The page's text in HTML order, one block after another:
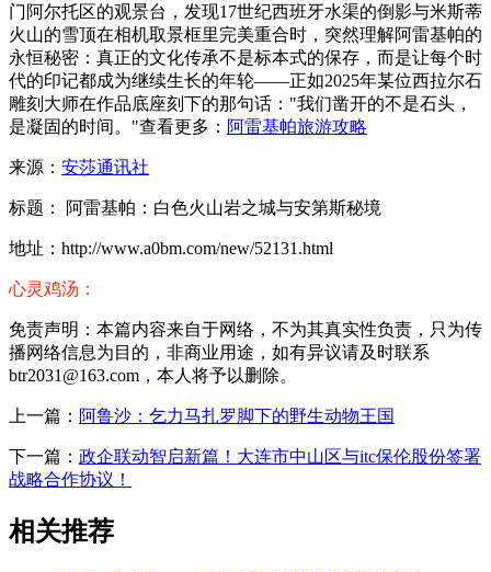
门阿尔托区的观景台，发现17世纪西班牙水渠的倒影与米斯蒂
火山的雪顶在相机取景框里完美重合时，突然理解阿雷基帕的
永恒秘密：真正的文化传承不是标本式的保存，而是让每个时
代的印记都成为继续生长的年轮——正如2025年某位西拉尔石
雕刻大师在作品底座刻下的那句话："我们凿开的不是石头，
是凝固的时间。"查看更多： 阿雷基帕旅游攻略
来源： 安莎通讯社
标题： 阿雷基帕：白色火山岩之城与安第斯秘境
地址：http://www.a0bm.com/new/52131.html
心灵鸡汤：
免责声明：本篇内容来自于网络，不为其真实性负责，只为传
播网络信息为目的，非商业用途，如有异议请及时联系
btr2031@163.com，本人将予以删除。
上一篇： 阿鲁沙：乞力马扎罗脚下的野生动物王国
下一篇： 政企联动智启新篇！大连市中山区与itc保伦股份签署
战略合作协议！
相关推荐